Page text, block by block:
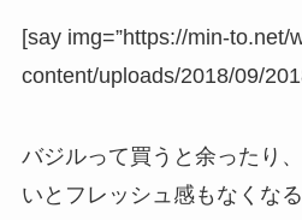
[say img=”https://min-to.net/
content/uploads/2018/09/
バジルって買うと余ったり
いとフレッシュ感もなくな